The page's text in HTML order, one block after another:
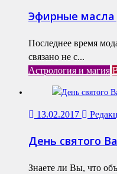
Эфирные
Последнее время
связано не с...
Астрология и магия
13.02.2017
День святого
Знаете ли Вы, что